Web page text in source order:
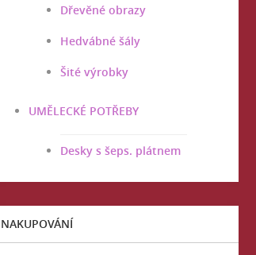
Dřevěné obrazy
Hedvábné šály
Šité výrobky
UMĚLECKÉ POTŘEBY
Desky s šeps. plátnem
NAKUPOVÁNÍ